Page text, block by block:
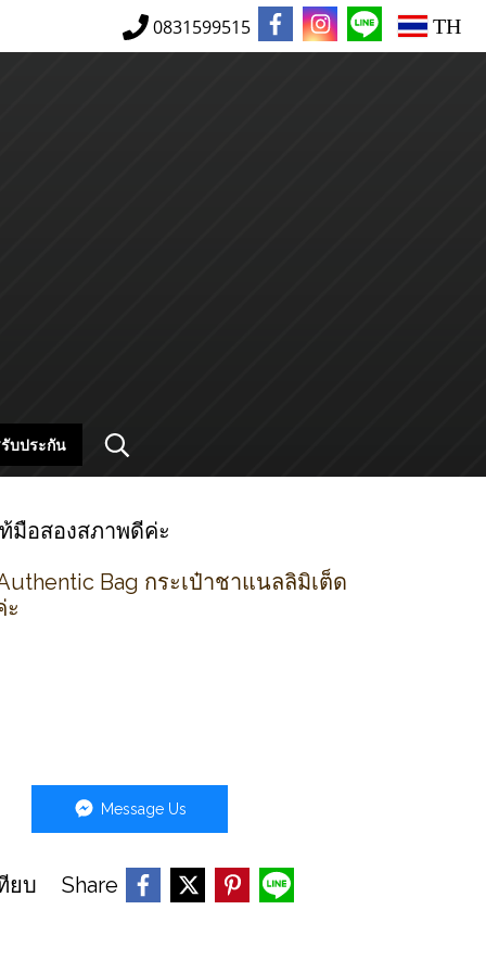
0831599515 TH
บประกัน
ท้มือสองสภาพดีค่ะ
Bag กระเป๋าชาแนลลิมิเต็ด
Message Us
ยบ Share